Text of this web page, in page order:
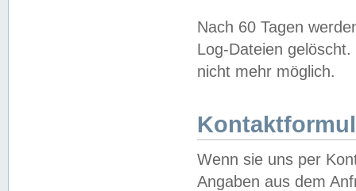
Nach 60 Tagen
Log-Dateien
nicht mehr möglich.
Wenn sie uns per
Angaben aus dem